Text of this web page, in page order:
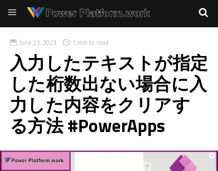
June 23, 2023 1 min to read
入力したテキストが指定
した桁数出ない場合に入
力した内容をクリアす
る方法 #PowerApps